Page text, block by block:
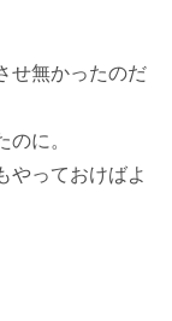
せ無かったのだ
に。
やっておけばよ